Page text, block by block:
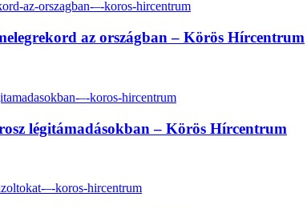
az országban – Körös Hírcentrum
légitámadásokban – Körös Hírcentrum